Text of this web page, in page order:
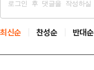
최신순 찬성순 반대순